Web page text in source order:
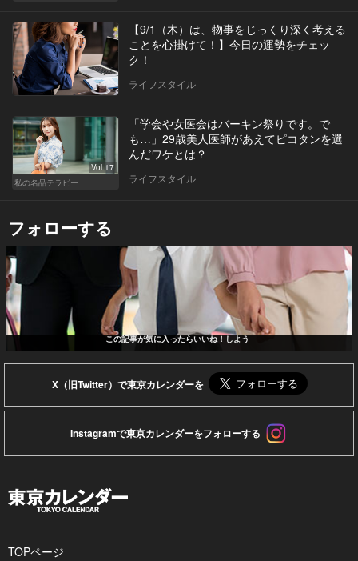
【9/1（木）は、物事をじっくり深く考える
ことを心掛けて！】今日の運勢をチェッ
ク！
ライフスタイル
Vol.17
私の名品テラピー
「学会や女医会はバーキン祭りです。で
も…」29歳美人医師があえてピコタンを選
んだワケとは？
ライフスタイル
フォローする
この記事が気に入ったらいいね！しよう
X（旧Twitter）で東京カレンダーを
Instagramで東京カレンダーをフォローする
TOPページ